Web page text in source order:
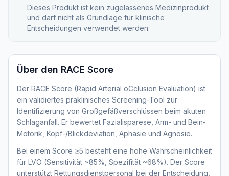
Dieses Produkt ist kein zugelassenes Medizinprodukt
und darf nicht als Grundlage für klinische
Entscheidungen verwendet werden.
Über den RACE Score
Der RACE Score (Rapid Arterial oCclusion Evaluation) ist
ein validiertes präklinisches Screening-Tool zur
Identifizierung von Großgefäßverschlüssen beim akuten
Schlaganfall. Er bewertet Fazialisparese, Arm- und Bein-
Motorik, Kopf-/Blickdeviation, Aphasie und Agnosie.
Bei einem Score ≥5 besteht eine hohe Wahrscheinlichkeit
für LVO (Sensitivität ~85%, Spezifität ~68%). Der Score
unterstützt Rettungsdienstpersonal bei der Entscheidung,